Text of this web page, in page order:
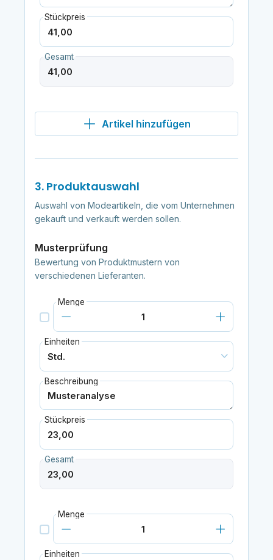
Stückpreis
Gesamt
Artikel hinzufügen
3. Produktauswahl
Auswahl von Modeartikeln, die vom Unternehmen
gekauft und verkauft werden sollen.
Musterprüfung
Bewertung von Produktmustern von
verschiedenen Lieferanten.
Menge
Einheiten
Beschreibung
Stückpreis
Gesamt
Menge
Einheiten